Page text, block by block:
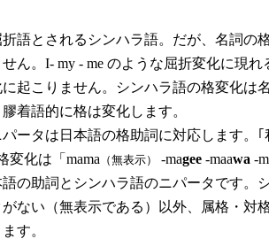
とされるシンハラ語。だが、名詞の
ん。I- my - me のような屈折変化に現
起こりません。シンハラ語の格変化は
膠着語的に格は変化します。
ータは日本語の格助詞に対応します。｢
変化は「mama （無表示） -magee -maawa -
語の助詞とシンハラ語のニパータです。
ない（無表示である）以外、属格・対
す。